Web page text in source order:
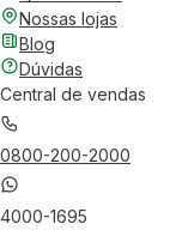
Nossas lojas
Blog
Dúvidas
Central de vendas
0800-200-2000
4000-1695